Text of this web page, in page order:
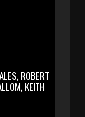
ROBERT
KEITH